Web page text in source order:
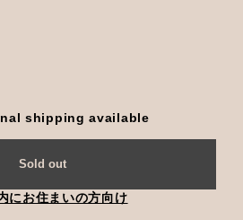
shipping available
Sold out
にお住まいの方向け